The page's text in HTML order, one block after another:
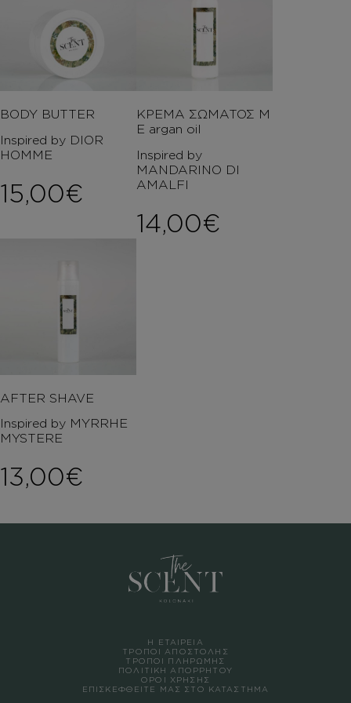
BODY BUTTER
Inspired by DIOR
HOMME
15,00€
ΚΡΕΜΑ ΣΩΜΑΤΟΣ Μ
Ε argan oil
Inspired by
MANDARINO DI
AMALFI
14,00€
AFTER SHAVE
Inspired by MYRRHE
MYSTERE
13,00€
Η ΕΤΑΙΡΕΙΑ
ΤΡΟΠΟΙ ΑΠΟΣΤΟΛΗΣ
ΤΡΟΠΟΙ ΠΛΗΡΩΜΗΣ
ΠΟΛΙΤΙΚΗ ΑΠΟΡΡΗΤΟΥ
ΟΡΟΙ ΧΡΗΣΗΣ
ΕΠΙΣΚΕΦΘΕΙΤΕ ΜΑΣ ΣΤΟ ΚΑΤΑΣΤΗΜΑ